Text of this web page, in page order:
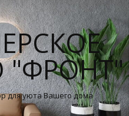
"ФРОНТ"
для уюта Вашего дома